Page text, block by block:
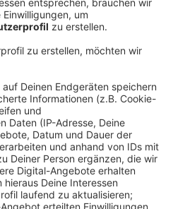
das Virus aktuell bei rund
Der Inzidenzwert liegt
Uhr) bei 89,0.
jetzt eine entspanntere
den vergangenen
Fomulare für Chaos und
Die richtigen Unterlagen
Vereininung nicht
Sicht des Kreises zu den